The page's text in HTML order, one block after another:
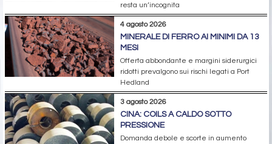
resta un’incognita
4 agosto 2026
MINERALE DI FERRO AI MINIMI DA 13
MESI
Offerta abbondante e margini siderurgici
ridotti prevalgono sui rischi legati a Port
Hedland
3 agosto 2026
CINA: COILS A CALDO SOTTO
PRESSIONE
Domanda debole e scorte in aumento